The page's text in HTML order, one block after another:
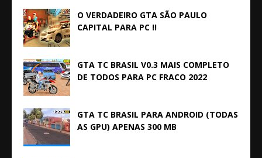
O VERDADEIRO GTA SÃO PAULO
CAPITAL PARA PC !!
GTA TC BRASIL V0.3 MAIS COMPLETO
DE TODOS PARA PC FRACO 2022
GTA TC BRASIL PARA ANDROID (TODAS
AS GPU) APENAS 300 MB